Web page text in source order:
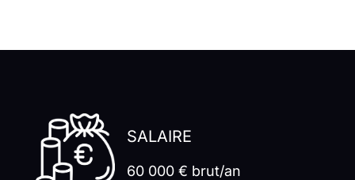
SALAIRE
60 000 € brut/an